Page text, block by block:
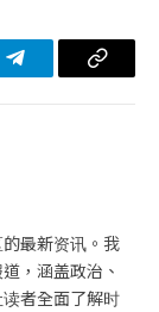
Telegram复
最新资讯。我
，涵盖政治、
者全面了解时